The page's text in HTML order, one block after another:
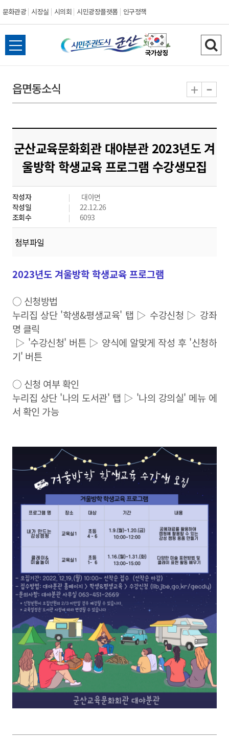
문화관광 시장실 시의회 시민광장플랫폼 인구정책
시
민
도
시
군
산
전
체
뉴
열
검
색
기
읍면동소식 + -
군산교육문화회관 대야분관 2023년도 겨
울방학 학생교육 프로그램 수강생모집
작성자
대야면
작성일
22.12.26
조회수
6093
첨부파일
2023년도 겨울방학 학생교육 프로그램
○ 신청방법
누리집 상단 '학생&평생교육' 탭 ▷ 수강신청 ▷ 강좌
명 클릭
▷ '수강신청' 버튼 ▷ 양식에 알맞게 작성 후 '신청하
기' 버튼
○ 신청 여부 확인
누리집 상단 '나의 도서관' 탭 ▷ '나의 강의실' 메뉴 에
서 확인 가능